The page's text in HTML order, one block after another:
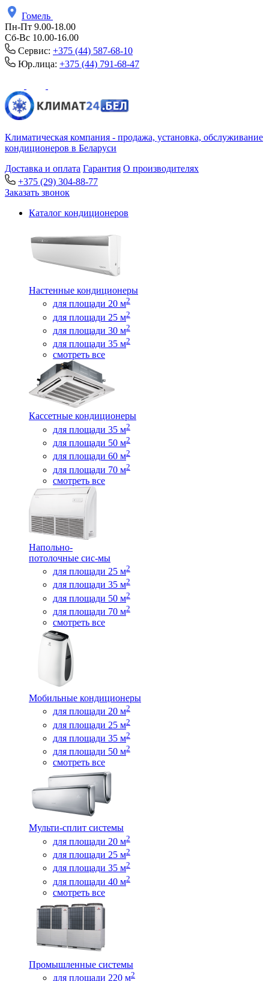
Гомель
Пн-Пт 9.00-18.00
Сб-Вс 10.00-16.00
Сервис: +375 (44) 587-68-10
Юр.лица: +375 (44) 791-68-47
Климатическая компания - продажа, установка, обслуживание
кондиционеров в Беларуси
Доставка и оплата Гарантия О производителях
+375 (29) 304-88-77
Заказать звонок
Каталог кондиционеров
Настенные кондиционеры
для площади 20 м2
для площади 25 м2
для площади 30 м2
для площади 35 м2
смотреть все
Кассетные кондиционеры
для площади 35 м2
для площади 50 м2
для площади 60 м2
для площади 70 м2
смотреть все
Напольно-
потолочные сис-мы
для площади 25 м2
для площади 35 м2
для площади 50 м2
для площади 70 м2
смотреть все
Мобильные кондиционеры
для площади 20 м2
для площади 25 м2
для площади 35 м2
для площади 50 м2
смотреть все
Мульти-сплит системы
для площади 20 м2
для площади 25 м2
для площади 35 м2
для площади 40 м2
смотреть все
Промышленные системы
для площади 220 м2